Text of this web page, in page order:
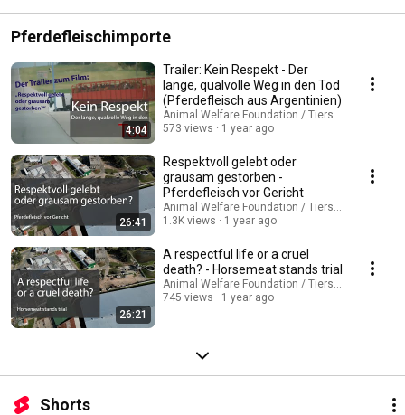
Pferdefleischimporte
4:04
Trailer: Kein Respekt - Der
lange, qualvolle Weg in den Tod
(Pferdefleisch aus Argentinien)
Animal Welfare Foundation / Tierschutzbund
573 views
1 year ago
26:41
Respektvoll gelebt oder
grausam gestorben -
Pferdefleisch vor Gericht
Animal Welfare Foundation / Tierschutzbund
1.3K views
1 year ago
26:21
A respectful life or a cruel
death? - Horsemeat stands trial
Animal Welfare Foundation / Tierschutzbund
745 views
1 year ago
Shorts